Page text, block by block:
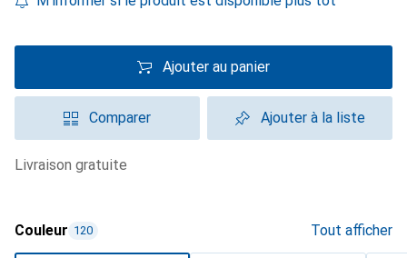
Ajouter au panier
Comparer Ajouter à la liste
livraison gratuite
Couleur 120 Tout afficher